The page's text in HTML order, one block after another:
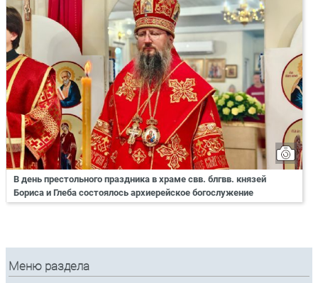
В день престольного праздника в храме свв. блгвв. князей
Бориса и Глеба состоялось архиерейское богослужение
Меню раздела